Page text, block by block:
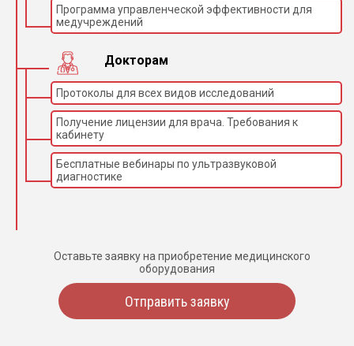
Программа управленческой эффективности для
медучреждений
Докторам
Протоколы для всех видов исследований
Получение лицензии для врача. Требования к
кабинету
Бесплатные вебинары по ультразвуковой
диагностике
Оставьте заявку на приобретение медицинского
оборудования
Отправить заявку